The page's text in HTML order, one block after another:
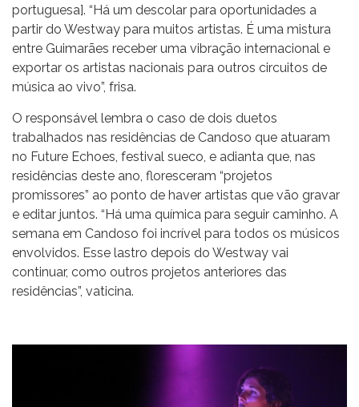
portuguesa]. “Há um descolar para oportunidades a
partir do Westway para muitos artistas. É uma mistura
entre Guimarães receber uma vibração internacional e
exportar os artistas nacionais para outros circuitos de
música ao vivo”, frisa.
O responsável lembra o caso de dois duetos
trabalhados nas residências de Candoso que atuaram
no Future Echoes, festival sueco, e adianta que, nas
residências deste ano, floresceram “projetos
promissores” ao ponto de haver artistas que vão gravar
e editar juntos. “Há uma química para seguir caminho. A
semana em Candoso foi incrível para todos os músicos
envolvidos. Esse lastro depois do Westway vai
continuar, como outros projetos anteriores das
residências”, vaticina.